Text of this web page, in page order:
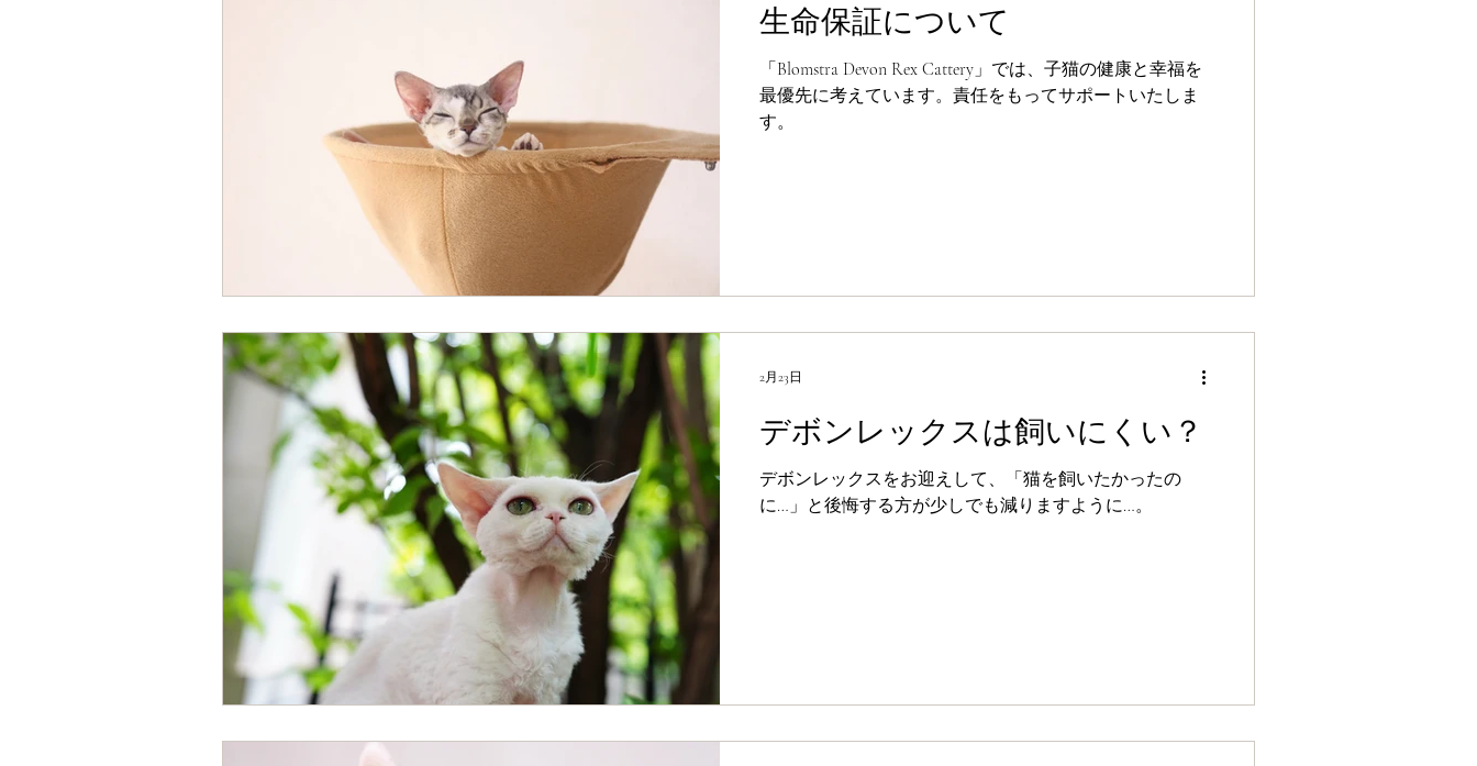
生命保証について
「Blomstra Devon Rex Cattery」では、子猫の健康と幸福を
最優先に考えています。責任をもってサポートいたしま
す。
デボンレックスは飼いにくい？
デボンレックスをお迎えして、「猫を飼いたかったの
に…」と後悔する方が少しでも減りますように…。
2月23日